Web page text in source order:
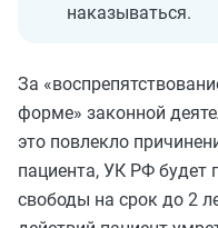
наказываться.
За
форме» законной
это повлекло
пациента, УК РФ будет
свободы на срок до 2